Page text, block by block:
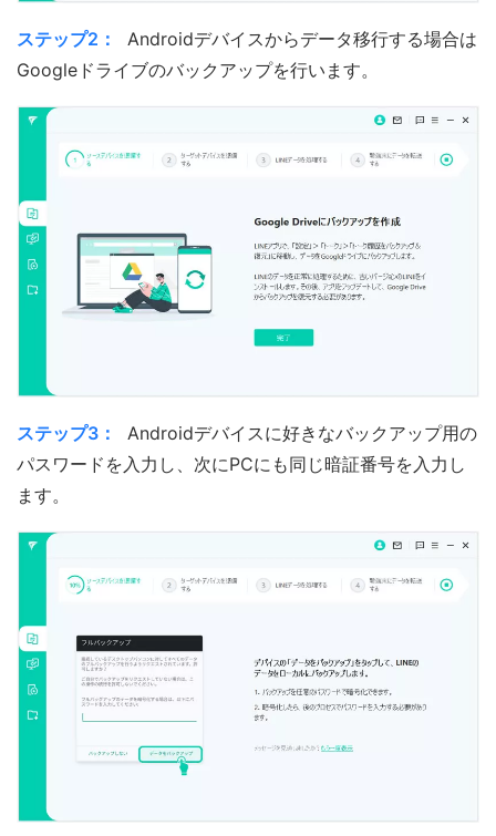
ステップ2：
Androidデバイスからデータ移行する場合は
Googleドライブのバックアップを行います。
ステップ3：
Androidデバイスに好きなバックアップ用の
パスワードを入力し、次にPCにも同じ暗証番号を入力し
ます。